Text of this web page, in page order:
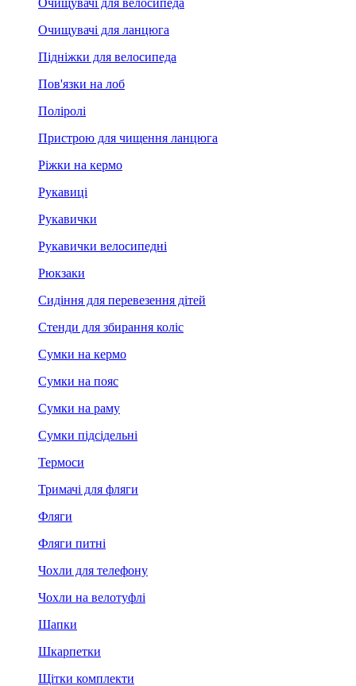
Очищувачі для велосипеда
Очищувачі для ланцюга
Підніжки для велосипеда
Пов'язки на лоб
Поліролі
Пристрою для чищення ланцюга
Ріжки на кермо
Рукавиці
Рукавички
Рукавички велосипедні
Рюкзаки
Сидіння для перевезення дітей
Стенди для збирання коліс
Сумки на кермо
Сумки на пояс
Сумки на раму
Сумки підсідельні
Термоси
Тримачі для фляги
Фляги
Фляги питні
Чохли для телефону
Чохли на велотуфлі
Шапки
Шкарпетки
Щітки комплекти